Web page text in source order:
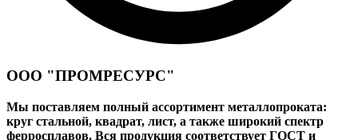
ООО "ПРОМРЕСУРС"
Мы поставляем полный ассортимент металлопроката:
круг стальной, квадрат, лист, а также широкий спектр
ферросплавов. Вся продукция соответствует ГОСТ и